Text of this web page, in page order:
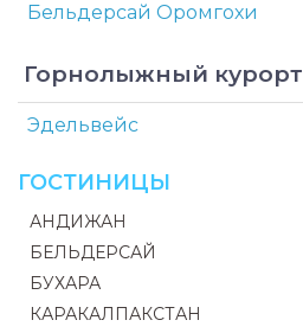
Бельдерсай Оромгохи
Горнолыжный курорт
Эдельвейс
ГОСТИНИЦЫ
АНДИЖАН
БЕЛЬДЕРСАЙ
БУХАРА
КАРАКАЛПАКСТАН